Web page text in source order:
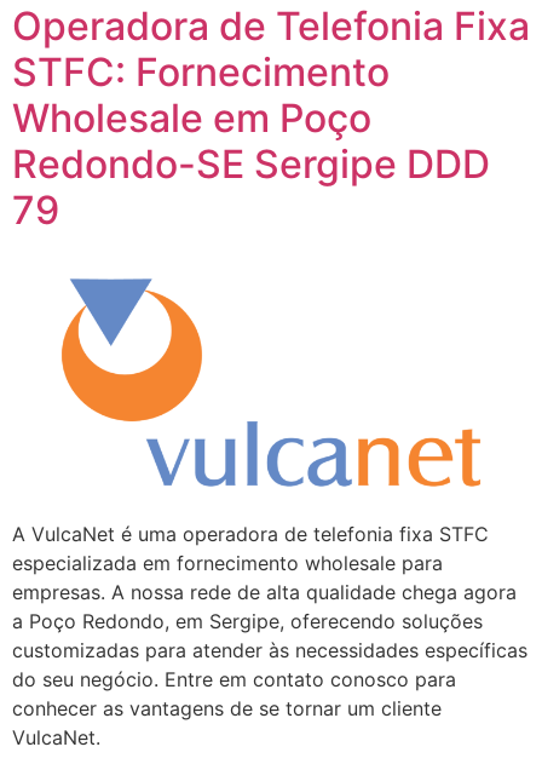
Operadora de Telefonia Fixa
STFC: Fornecimento
Wholesale em Poço
Redondo-SE Sergipe DDD
79
A VulcaNet é uma operadora de telefonia fixa STFC
especializada em fornecimento wholesale para
empresas. A nossa rede de alta qualidade chega agora
a Poço Redondo, em Sergipe, oferecendo soluções
customizadas para atender às necessidades específicas
do seu negócio. Entre em contato conosco para
conhecer as vantagens de se tornar um cliente
VulcaNet.